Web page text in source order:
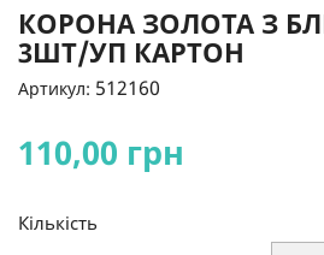
КОРОНА ЗОЛОТА З
3ШТ/УП КАРТОН
Артикул: 512160
110,00 грн
Кількість